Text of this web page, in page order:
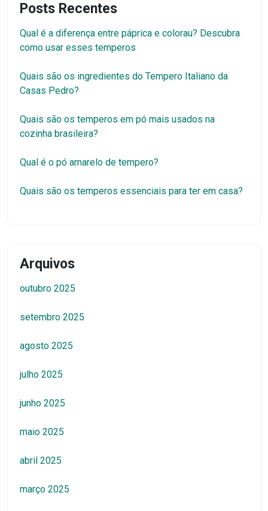
Posts Recentes
Qual é a diferença entre páprica e colorau? Descubra
como usar esses temperos
Quais são os ingredientes do Tempero Italiano da
Casas Pedro?
Quais são os temperos em pó mais usados na
cozinha brasileira?
Qual é o pó amarelo de tempero?
Quais são os temperos essenciais para ter em casa?
Arquivos
outubro 2025
setembro 2025
agosto 2025
julho 2025
junho 2025
maio 2025
abril 2025
março 2025